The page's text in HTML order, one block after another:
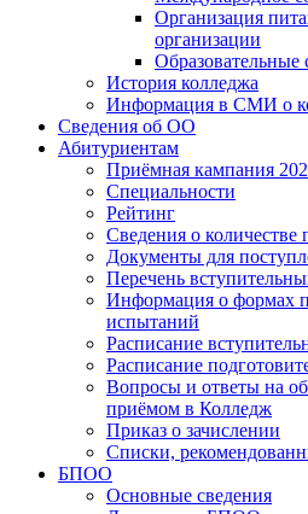
Организация
организации
Образовательные
История колледжа
Информация в СМИ о
Сведения об ОО
Абитуриентам
Приёмная кампания
Специальности
Рейтинг
Сведения о количестве
Документы для
Перечень
Информация о формах
испытаний
Расписание
Расписание
Вопросы и ответы на
приёмом в Колледж
Приказ о зачислении
Списки,
БПОО
Основные сведения